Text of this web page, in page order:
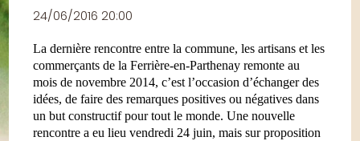
24/06/2016 20:00
La dernière rencontre entre la commune, les artisans et les
commerçants dela Ferrière-en-Parthenay remonte au
mois de novembre 2014, c’est l’occasion d’échanger des
idées, de faire des remarques positives ou négatives dans
un but constructif pour tout le monde. Une nouvelle
rencontre a eu lieu vendredi 24 juin, mais sur proposition